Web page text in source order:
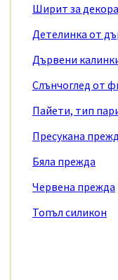
Ширит за
Детелинка от
Дървени
Слънчоглед от
Пайети, тип
Пресукана
Бяла прежда
Червена прежда
Топъл силикон